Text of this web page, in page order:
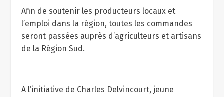
Afin de soutenir les producteurs locaux et
l’emploi dans la région, toutes les commandes
seront passées auprès d’agriculteurs et artisans
de la Région Sud.
A l’initiative de Charles Delvincourt, jeune